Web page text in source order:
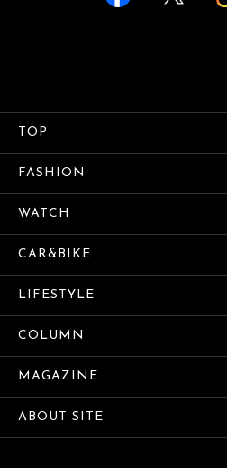
TOP
FASHION
WATCH
CAR&BIKE
LIFESTYLE
COLUMN
MAGAZINE
ABOUT SITE